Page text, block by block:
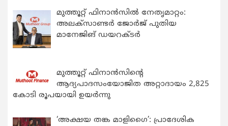
മുത്തൂറ്റ് ഫിനാൻസിൽ നേതൃമാറ്റം:
അലക്സാണ്ടർ ജോർജ് പുതിയ
മാനേജിങ് ഡയറക്ടർ
മുത്തൂറ്റ് ഫിനാൻസിന്റെ
ആദ്യപാദസംയോജിത അറ്റാദായം 2,825
കോടി രൂപയായി ഉയർന്നു
‘അക്ഷയ തങ്ക മാളിഗൈ’: പ്രാദേശിക